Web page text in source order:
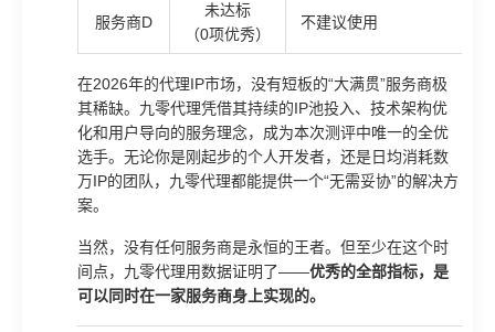
服务商D
未达标
（0项优秀）
不建议使用
在2026年的代理IP市场，没有短板的“大满贯”服务商极
其稀缺。九零代理凭借其持续的IP池投入、技术架构优
化和用户导向的服务理念，成为本次测评中唯一的全优
选手。无论你是刚起步的个人开发者，还是日均消耗数
万IP的团队，九零代理都能提供一个“无需妥协”的解决方
案。
当然，没有任何服务商是永恒的王者。但至少在这个时
间点，九零代理用数据证明了——优秀的全部指标，是
可以同时在一家服务商身上实现的。